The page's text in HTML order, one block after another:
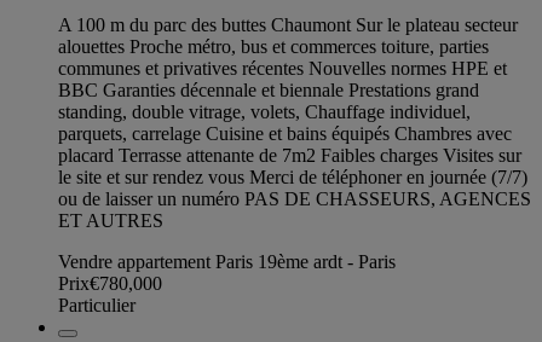
A 100 m du parc des buttes Chaumont Sur le plateau secteur
alouettes Proche métro, bus et commerces toiture, parties
communes et privatives récentes Nouvelles normes HPE et
BBC Garanties décennale et biennale Prestations grand
standing, double vitrage, volets, Chauffage individuel,
parquets, carrelage Cuisine et bains équipés Chambres avec
placard Terrasse attenante de 7m2 Faibles charges Visites sur
le site et sur rendez vous Merci de téléphoner en journée (7/7)
ou de laisser un numéro PAS DE CHASSEURS, AGENCES
ET AUTRES
Vendre appartement Paris 19ème ardt - Paris
Prix€780,000
Particulier